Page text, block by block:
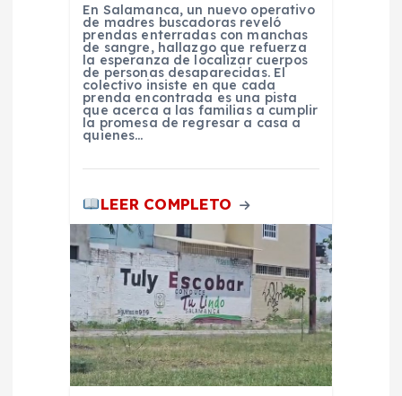
En Salamanca, un nuevo operativo
de madres buscadoras reveló
prendas enterradas con manchas
de sangre, hallazgo que refuerza
la esperanza de localizar cuerpos
de personas desaparecidas. El
colectivo insiste en que cada
prenda encontrada es una pista
que acerca a las familias a cumplir
la promesa de regresar a casa a
quienes…
LEER COMPLETO